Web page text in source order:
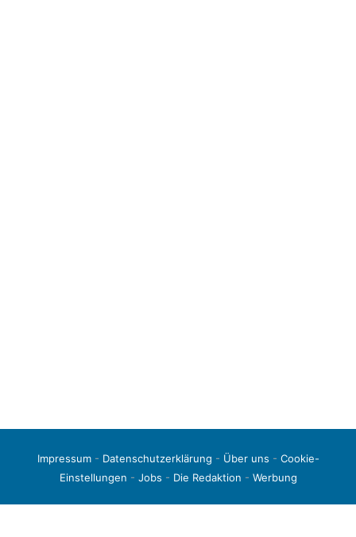
Impressum- Datenschutzerklärung - Über uns - Cookie-
Einstellungen - Jobs - Die Redaktion - Werbung